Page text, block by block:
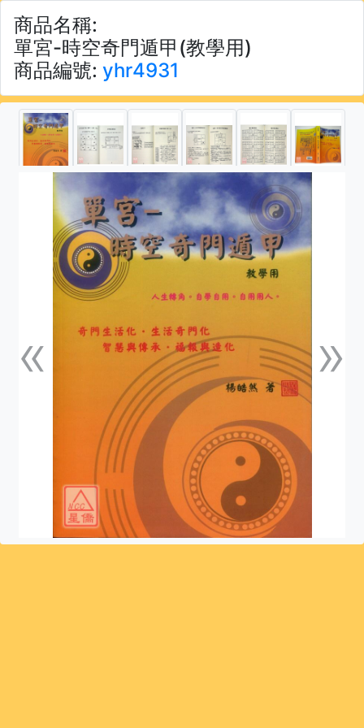
商品名稱:
單宮-時空奇門遁甲(教學用)
商品編號: yhr4931
«上一張 »下一